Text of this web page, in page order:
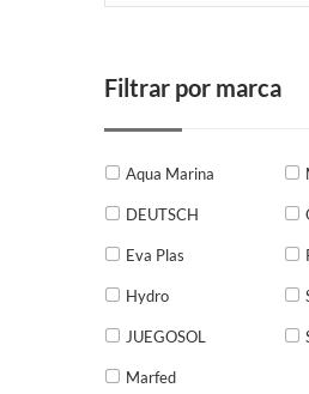
Filtrar por marca
Aqua Marina
DEUTSCH
Eva Plas
Hydro
JUEGOSOL
Marfed